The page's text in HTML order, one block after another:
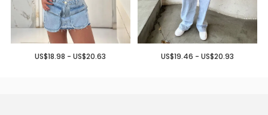
US$18.98 - US$20.63 US$19.46 - US$20.93